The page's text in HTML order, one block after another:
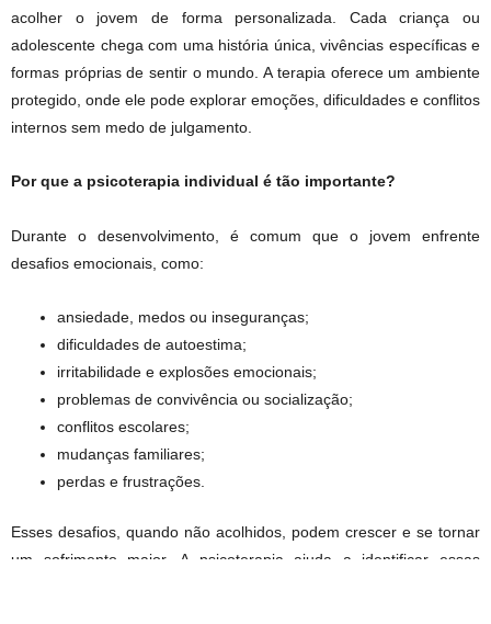
acolher o jovem de forma personalizada. Cada criança ou
adolescente chega com uma história única, vivências específicas e
formas próprias de sentir o mundo. A terapia oferece um ambiente
protegido, onde ele pode explorar emoções, dificuldades e conflitos
internos sem medo de julgamento.
Por que a psicoterapia individual é tão importante?
Durante o desenvolvimento, é comum que o jovem enfrente
desafios emocionais, como:
ansiedade, medos ou inseguranças;
dificuldades de autoestima;
irritabilidade e explosões emocionais;
problemas de convivência ou socialização;
conflitos escolares;
mudanças familiares;
perdas e frustrações.
Esses desafios, quando não acolhidos, podem crescer e se tornar
um sofrimento maior. A psicoterapia ajuda a identificar essas